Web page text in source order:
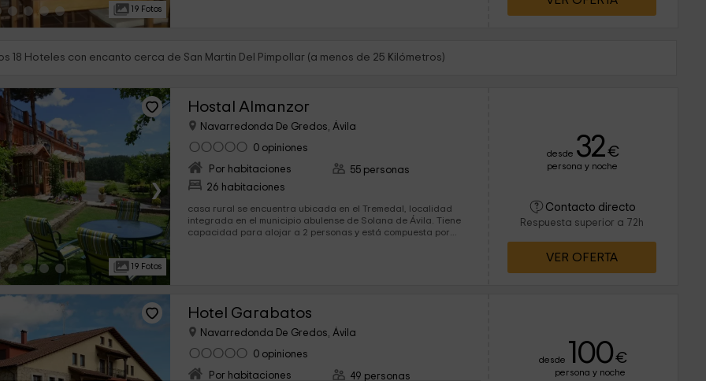
19 Fotos
18 Hoteles con encanto cerca de San Martin Del Pimpollar (a menos de 25 Kilómetros)
›
19 Fotos
Hostal Almanzor
Navarredonda De Gredos, Ávila
0 opiniones
Por habitaciones
26 habitaciones
55 personas
casa rural se encuentra ubicada en el Tremedal, localidad
integrada en el municipio abulense de Solana de Ávila. Tiene
capacidad para alojar a 2 personas y está compuesta por
desde 32€
persona y noche
Contacto directo
Respuesta superior a 72h
VER OFERTA
Hotel Garabatos
Navarredonda De Gredos, Ávila
0 opiniones
Por habitaciones
49 personas
desde 100€
persona y noche